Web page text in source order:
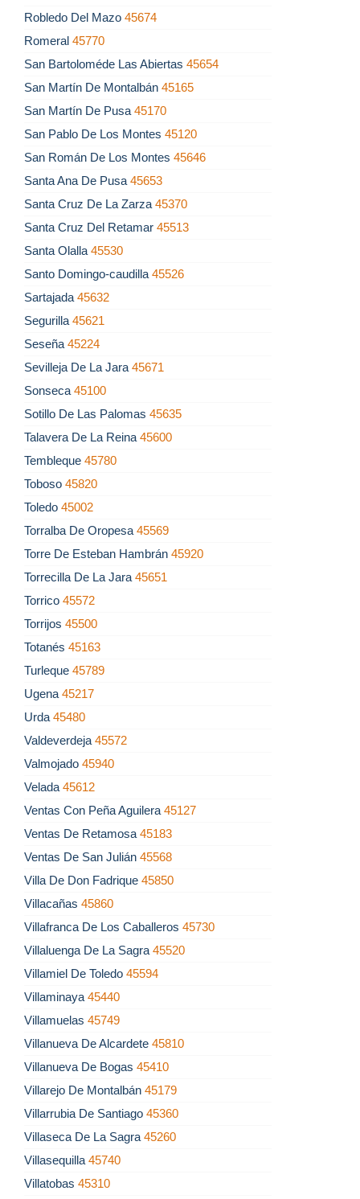
Robledo Del Mazo 45674
Romeral 45770
San Bartoloméde Las Abiertas 45654
San Martín De Montalbán 45165
San Martín De Pusa 45170
San Pablo De Los Montes 45120
San Román De Los Montes 45646
Santa Ana De Pusa 45653
Santa Cruz De La Zarza 45370
Santa Cruz Del Retamar 45513
Santa Olalla 45530
Santo Domingo-caudilla 45526
Sartajada 45632
Segurilla 45621
Seseña 45224
Sevilleja De La Jara 45671
Sonseca 45100
Sotillo De Las Palomas 45635
Talavera De La Reina 45600
Tembleque 45780
Toboso 45820
Toledo 45002
Torralba De Oropesa 45569
Torre De Esteban Hambrán 45920
Torrecilla De La Jara 45651
Torrico 45572
Torrijos 45500
Totanés 45163
Turleque 45789
Ugena 45217
Urda 45480
Valdeverdeja 45572
Valmojado 45940
Velada 45612
Ventas Con Peña Aguilera 45127
Ventas De Retamosa 45183
Ventas De San Julián 45568
Villa De Don Fadrique 45850
Villacañas 45860
Villafranca De Los Caballeros 45730
Villaluenga De La Sagra 45520
Villamiel De Toledo 45594
Villaminaya 45440
Villamuelas 45749
Villanueva De Alcardete 45810
Villanueva De Bogas 45410
Villarejo De Montalbán 45179
Villarrubia De Santiago 45360
Villaseca De La Sagra 45260
Villasequilla 45740
Villatobas 45310